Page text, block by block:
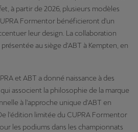
à partir de 2026, plusieurs modèles
Formentor bénéficieront d'un
leur design. La collaboration
au siège d'ABT à Kempten, en
et ABT a donné naissance à des
associent la philosophie de la marque
à l'approche unique d'ABT en
l'édition limitée du CUPRA Formentor
les podiums dans les championnats